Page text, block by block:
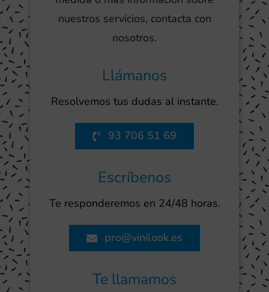
nuestros servicios, contacta con
nosotros.
Llámanos
Resolvemos tus dudas al instante.
93 706 51 69
Escríbenos
Te responderemos en 24/48 horas.
pro@vinilook.es
Te llamamos